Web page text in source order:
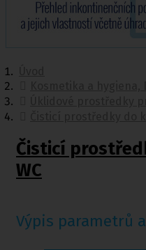
Čisticí
WC
Výpis parametrů